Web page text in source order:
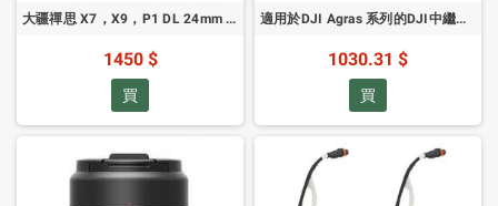
大疆禪思 X7，X9，P1 DL 24mm F2.8 LS ASPH 鏡頭
1450 $
買
適用於DJI Agras 系列的DJI中繼模組
1030.31 $
買